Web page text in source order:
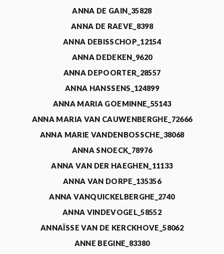
ANNA DE GAIN_35828
ANNA DE RAEVE_8398
ANNA DEBISSCHOP_12154
ANNA DEDEKEN_9620
ANNA DEPOORTER_28557
ANNA HANSSENS_124899
ANNA MARIA GOEMINNE_55143
ANNA MARIA VAN CAUWENBERGHE_72666
ANNA MARIE VANDENBOSSCHE_38068
ANNA SNOECK_78976
ANNA VAN DER HAEGHEN_11133
ANNA VAN DORPE_135356
ANNA VANQUICKELBERGHE_2740
ANNA VINDEVOGEL_58552
ANNAÏSSE VAN DE KERCKHOVE_58062
ANNE BEGINE_83380